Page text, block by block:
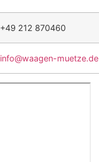
+49 212 870460
info@waagen-muetze.de